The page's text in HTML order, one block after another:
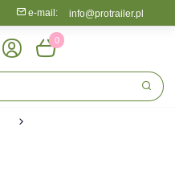
e-mail: info@protrailer.pl
0